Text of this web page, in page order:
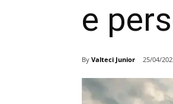
e
By Valteci Junior 25/04/